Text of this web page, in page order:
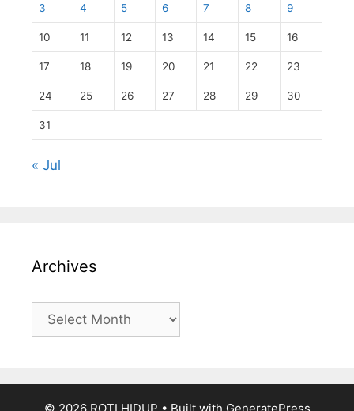
3 4 5 6 7 8 9
10 11 12 13 14 15 16
17 18 19 20 21 22 23
24 25 26 27 28 29 30
31
« Jul
Archives
Archives